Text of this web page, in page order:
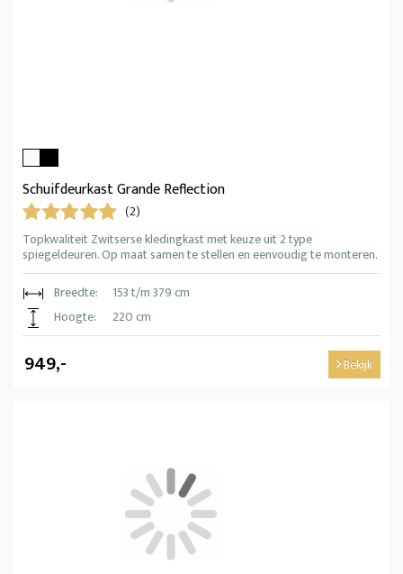
Schuifdeurkast Grande Reflection
(2)
Topkwaliteit Zwitserse kledingkast met keuze uit 2 type
spiegeldeuren. Op maat samen te stellen en eenvoudig te monteren.
Breedte:
153 t/m 379 cm
Hoogte:
220 cm
949,- Bekijk